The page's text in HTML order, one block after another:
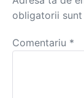
obligatorii
Comentariu *